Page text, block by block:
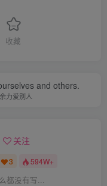
收藏
and others.
力爱别人
关注
3 594W+
都没有写...